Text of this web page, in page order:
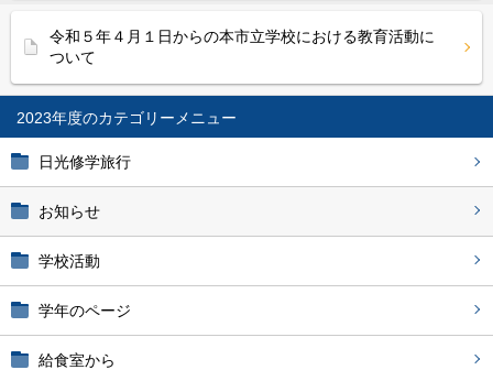
2023年度
日光修学旅行
お知らせ
学校活動
学年のページ
給食室から
令和５年４月１日からの本市立学校における教育活動に
ついて